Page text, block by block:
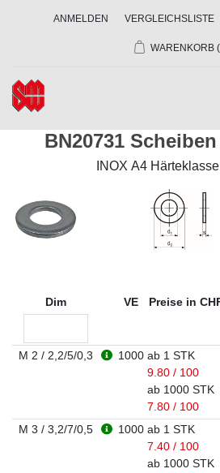
ANMELDEN VERGLEICHSLISTE
WARENKORB
BN20731
INOX A4
Dim VE Preise in
M 2 / 2,2/5/0,3 1000 ab 1 STK
9.80 / 100
ab 1000 STK
7.80 / 100
M 3 / 3,2/7/0,5
1000 ab 1 STK
7.40 / 100
ab 1000 STK